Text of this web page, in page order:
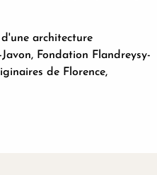
architecture
Fondation Flandreysy-
de Florence,